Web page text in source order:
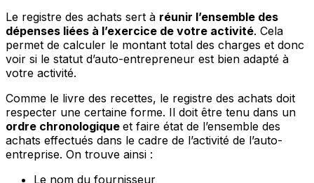
Le registre des achats sert à réunir l’ensemble des
dépenses liées à l’exercice de votre activité. Cela
permet de calculer le montant total des charges et donc
voir si le statut d’auto-entrepreneur est bien adapté à
votre activité.
Comme le livre des recettes, le registre des achats doit
respecter une certaine forme. Il doit être tenu dans un
ordre chronologique et faire état de l’ensemble des
achats effectués dans le cadre de l’activité de l’auto-
entreprise. On trouve ainsi :
Le nom du fournisseur